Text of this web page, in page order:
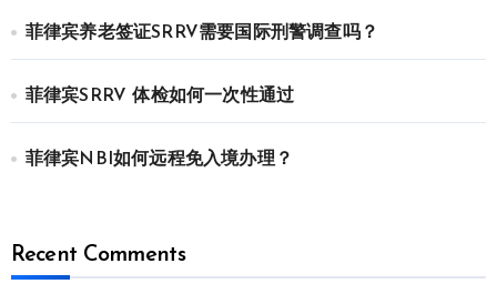
菲律宾养老签证SRRV需要国际刑警调查吗？
菲律宾SRRV 体检如何一次性通过
菲律宾NBI如何远程免入境办理？
Recent Comments